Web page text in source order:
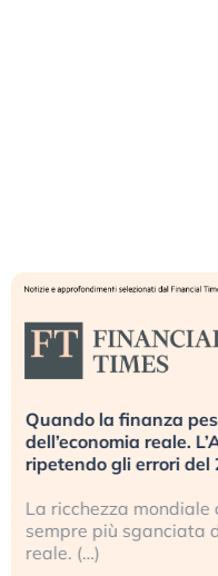
Quando la finanza
dell’economia reale.
ripetendo gli errori del
La ricchezza mondiale
sempre più sganciata
reale. (…)